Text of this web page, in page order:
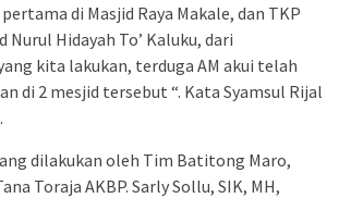
di Masjid Raya Makale, dan TKP
Nurul Hidayah To’ Kaluku, dari
kita lakukan, terduga AM akui telah
di 2 mesjid tersebut “. Kata Syamsul Rijal
dilakukan oleh Tim Batitong Maro,
Toraja AKBP. Sarly Sollu, SIK, MH,